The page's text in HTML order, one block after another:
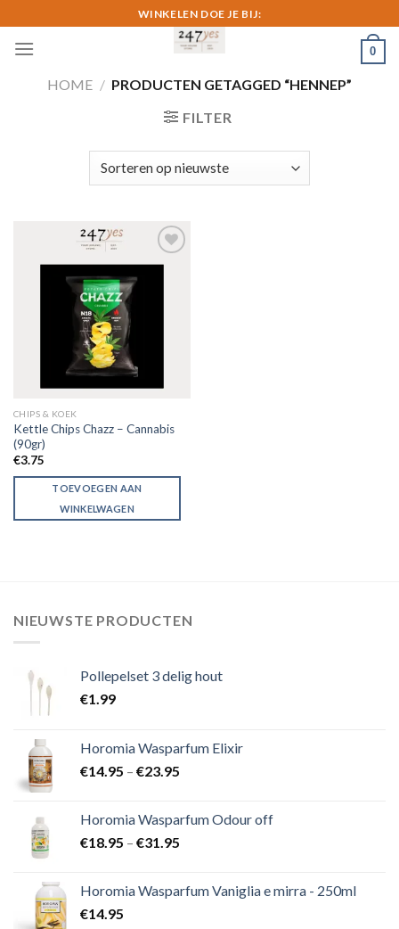
to
content
WINKELEN DOE JE BIJ:
0
HOME / PRODUCTEN GETAGGED “HENNEP”
FILTER
Toevoegen
verlanglijst
CHIPS & KOEK
Kettle Chips Chazz – Cannabis
(90gr)
€3.75
TOEVOEGEN AAN
WINKELWAGEN
NIEUWSTE PRODUCTEN
Pollepelset 3 delig hout
€1.99
Horomia Wasparfum Elixir
€14.95 – €23.95
Horomia Wasparfum Odour off
€18.95 – €31.95
Horomia Wasparfum Vaniglia e mirra - 250ml
€14.95